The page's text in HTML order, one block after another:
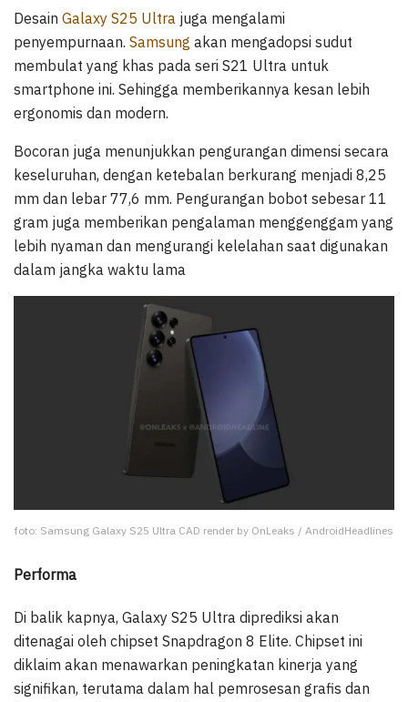
Desain Galaxy S25 Ultra juga mengalami
penyempurnaan. Samsung akan mengadopsi sudut
membulat yang khas pada seri S21 Ultra untuk
smartphone ini. Sehingga memberikannya kesan lebih
ergonomis dan modern.
Bocoran juga menunjukkan pengurangan dimensi secara
keseluruhan, dengan ketebalan berkurang menjadi 8,25
mm dan lebar 77,6 mm. Pengurangan bobot sebesar 11
gram juga memberikan pengalaman menggenggam yang
lebih nyaman dan mengurangi kelelahan saat digunakan
dalam jangka waktu lama
foto: Samsung Galaxy S25 Ultra CAD render by OnLeaks / AndroidHeadlines
Performa
Di balik kapnya, Galaxy S25 Ultra diprediksi akan
ditenagai oleh chipset Snapdragon 8 Elite. Chipset ini
diklaim akan menawarkan peningkatan kinerja yang
signifikan, terutama dalam hal pemrosesan grafis dan